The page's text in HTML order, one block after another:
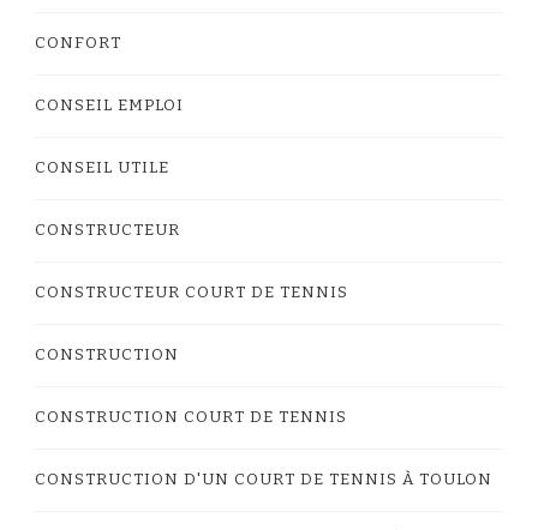
CONFORT
CONSEIL EMPLOI
CONSEIL UTILE
CONSTRUCTEUR
CONSTRUCTEUR COURT DE TENNIS
CONSTRUCTION
CONSTRUCTION COURT DE TENNIS
CONSTRUCTION D'UN COURT DE TENNIS À TOULON